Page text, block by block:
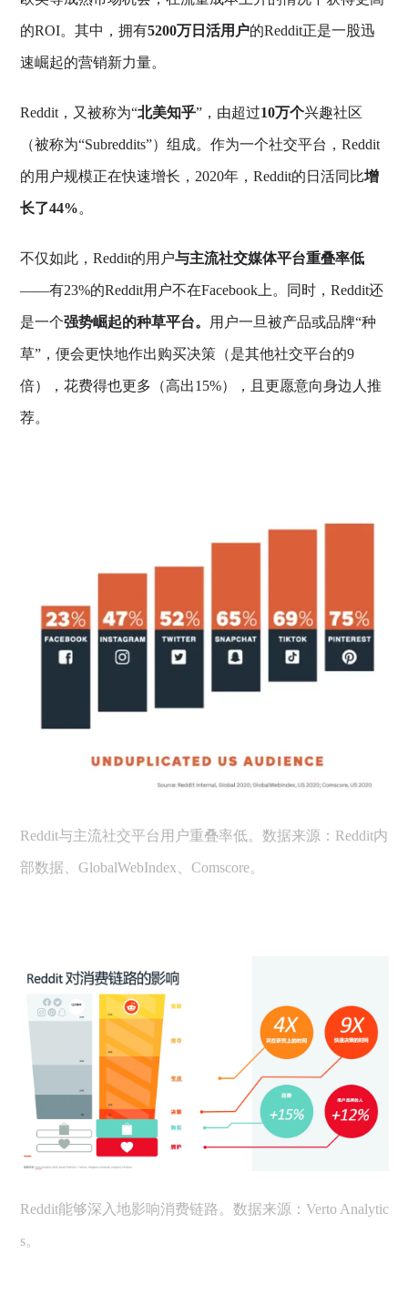
的ROI。其中，拥有5200万日活用户的Reddit正是一股迅
速崛起的营销新力量。
Reddit，又被称为“北美知乎”，由超过10万个兴趣社区
（被称为“Subreddits”）组成。作为一个社交平台，Reddit
的用户规模正在快速增长，2020年，Reddit的日活同比增
长了44%。
不仅如此，Reddit的用户与主流社交媒体平台重叠率低
——有23%的Reddit用户不在Facebook上。同时，Reddit还
是一个强势崛起的种草平台。 用户一旦被产品或品牌“种
草”，便会更快地作出购买决策（是其他社交平台的9
倍），花费得也更多（高出15%），且更愿意向身边人推
荐。
Reddit与主流社交平台用户重叠率低。数据来源：Reddit内
部数据、GlobalWebIndex、Comscore。
Reddit能够深入地影响消费链路。数据来源：Verto Analytic
s。